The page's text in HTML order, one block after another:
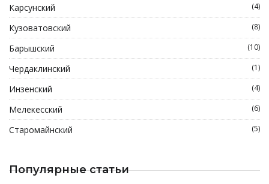
Карсунский (4)
Кузоватовский (8)
Барышский (10)
Чердаклинский (1)
Инзенский (4)
Мелекесский (6)
Старомайнский (5)
Популярные статьи